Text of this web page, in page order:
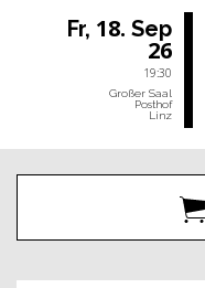
Fr, 18. Sep
26
19:30
Großer Saal
Posthof
Linz